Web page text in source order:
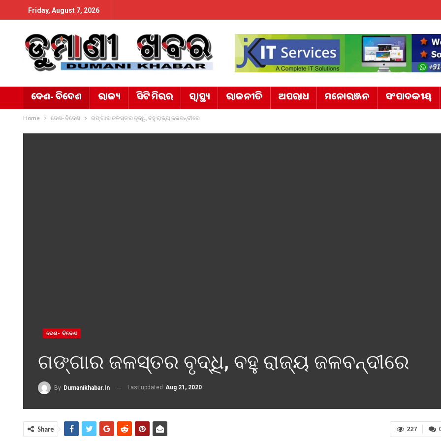
Friday, August 7, 2026
ଦେଶ- ବିଦେଶ ରାଜ୍ୟ ସିଟି ମିରର ସ୍ୱାସ୍ଥ୍ୟ ରାଜନୀତି ଅପରାଧ ମନୋରଞ୍ଜନ ସଂପାଦକୀୟ
Home ଦେଶ- ବିଦେଶ ଗଙ୍ଗାର ଜଳସ୍ତର ବୃଦ୍ଧି, ବହୁ ରାଜ୍ୟ ଜଳବନ୍ଦୀରେ
ଦେଶ- ବିଦେଶ
ଗଙ୍ଗାର ଜଳସ୍ତର ବୃଦ୍ଧି, ବହୁ ରାଜ୍ୟ ଜଳବନ୍ଦୀରେ
By Dumanikhabar.in Last updated Aug 21, 2020
227
Share